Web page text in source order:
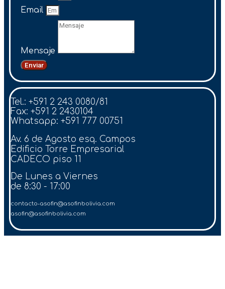
Email
Mensaje
Enviar
Tel.: +591 2 243 0080/81
Fax: +591 2 2430104
Whatsapp: +591 777 00751
Av. 6 de Agosto esq. Campos
Edificio Torre Empresarial
CADECO piso 11
De Lunes a Viernes
de 8:30 - 17:00
contacto-asofin@asofinbolivia.com
asofin@asofinbolivia.com